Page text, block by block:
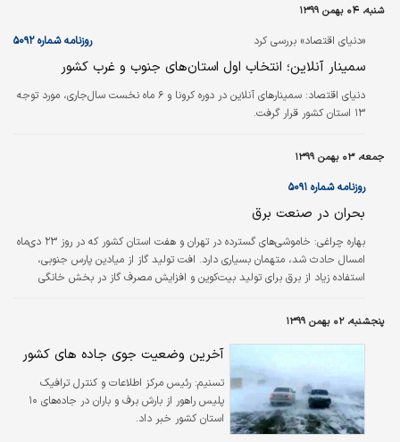
شنبه، ۰۴ بهمن ۱۳۹۹
«دنیای اقتصاد» بررسی کرد روزنامه شماره ۵۰۹۲
سمینار آنلاین؛ انتخاب اول استان‌های جنوب و غرب کشور
دنیای اقتصاد:
سمینارهای آنلاین در دوره کرونا و ۶ ماه نخست سال‌جاری، مورد توجه
۱۳ استان کشور قرار گرفت.
جمعه، ۰۳ بهمن ۱۳۹۹
روزنامه شماره ۵۰۹۱
بحران در صنعت برق
بهاره چراغی:
خاموشی‌های گسترده در تهران و هفت استان کشور که در روز ۲۳ دی‌ماه
امسال حادث شد، متهمان بسیاری دارد. افت تولید گاز از میادین پارس جنوبی،
استفاده زیاد از برق برای تولید بیت‌کوین و افزایش مصرف گاز در بخش خانگی
به‌دلیل آغاز فصل سرما و افزایش مصرف گاز مهم‌ترین دلیلی است که بسیاری از
تحلیلگران و فعالان صنعت برق و گاز، آن را مرتبط با وقوع خاموشی‌ها می‌دانند.
رمزگشایی از جعبه سیاه خاموشی‌های زمستانه علاوه بر اینکه ثابت…
پنجشنبه، ۰۲ بهمن ۱۳۹۹
آخرین وضعیت جوی جاده های کشور
تسنیم: رئیس مرکز اطلاعات و کنترل ترافیک
پلیس راهور از بارش برف و باران در جاده‌های ۱۰
استان کشور خبر داد.